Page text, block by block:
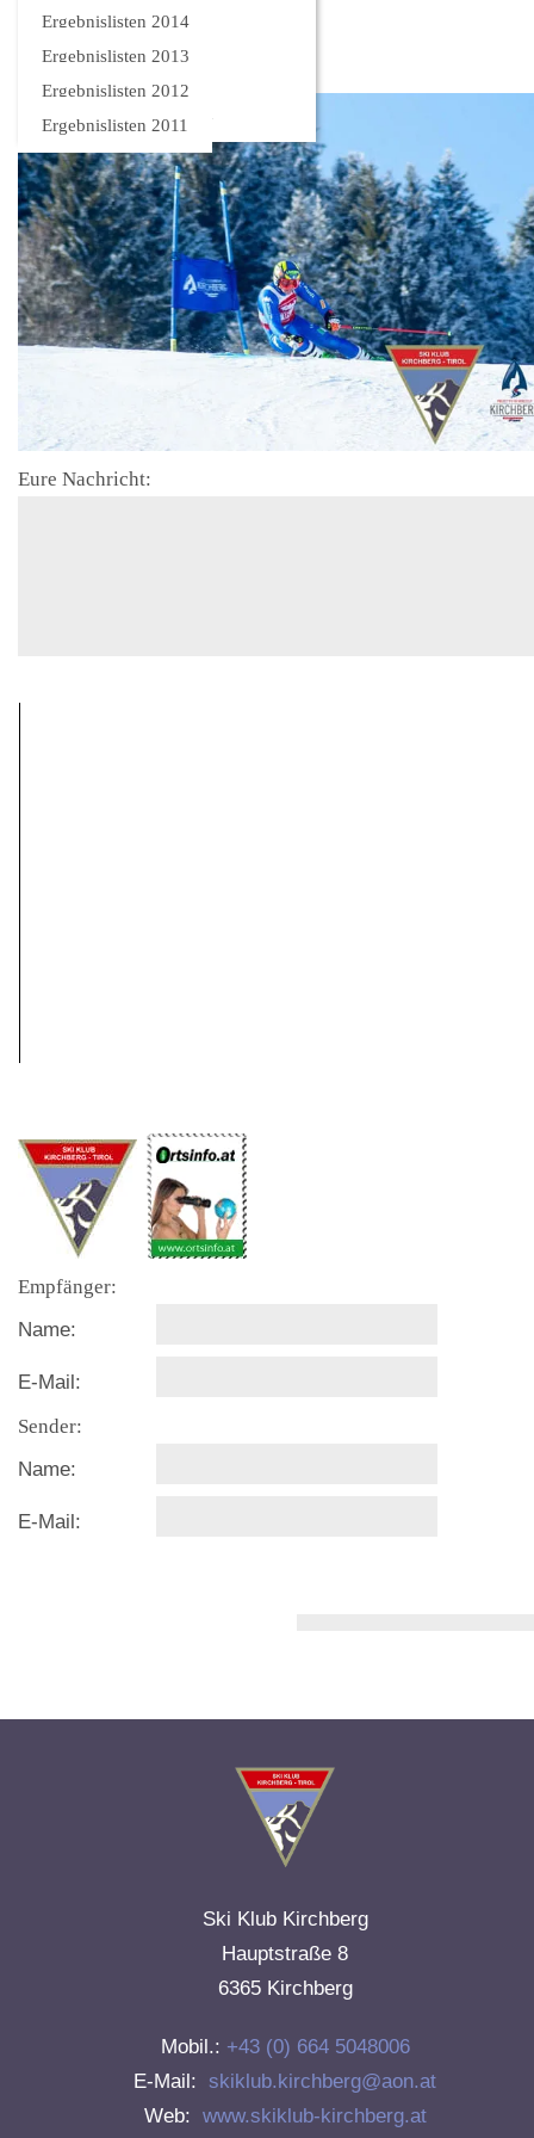
Ergebnislisten 2014
Ergebnislisten 2013
Ergebnislisten 2012
Ergebnislisten 2011
Bilder
Eure Nachricht:
Empfänger:
Name:
E-Mail:
Sender:
Name:
E-Mail:
Ski Klub Kirchberg
Hauptstraße 8
6365 Kirchberg
Mobil.: +43 (0) 664 5048006
E-Mail:
skiklub.kirchberg@aon.at
Web: www.skiklub-kirchberg.at